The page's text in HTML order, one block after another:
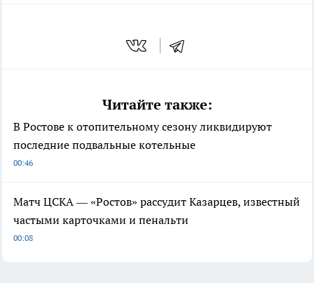
Читайте также:
В Ростове к отопительному сезону ликвидируют
последние подвальные котельные
00:46
Матч ЦСКА — «Ростов» рассудит Казарцев, известный
частыми карточками и пенальти
00:08